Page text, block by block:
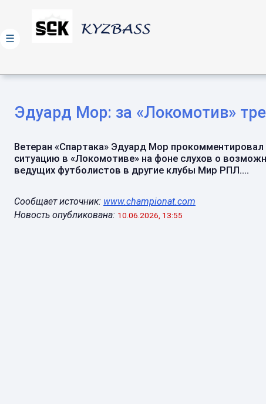
Эдуард Мор: за «Локомотив»
Ветеран «Спартака» Эдуард Мор прокомментировал
ситуацию в «Локомотиве» на фоне слухов о
ведущих футболистов в другие клубы Мир РПЛ....
Сообщает источник: www.championat.com
Новость опубликована: 10.06.2026, 13:55
☰